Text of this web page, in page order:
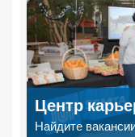
Центр
Найдите